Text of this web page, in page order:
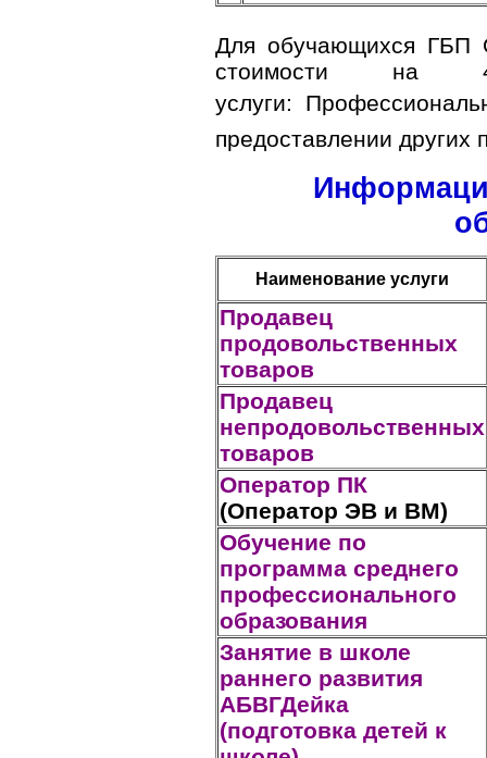
Для обучающихся ГБП
стоимости на
услуги:
предоставлении других
Наименование услуги
Продавец
продовольственных
товаров
Продавец
непродовольственных
товаров
Оператор ПК
(Оператор ЭВ и ВМ)
Обучение по
программа среднего
профессионального
образования
Занятие в школе
раннего развития
АБВГДейка
(подготовка детей к